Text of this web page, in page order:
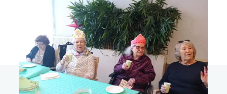
En ce début d’année l’EHPAD